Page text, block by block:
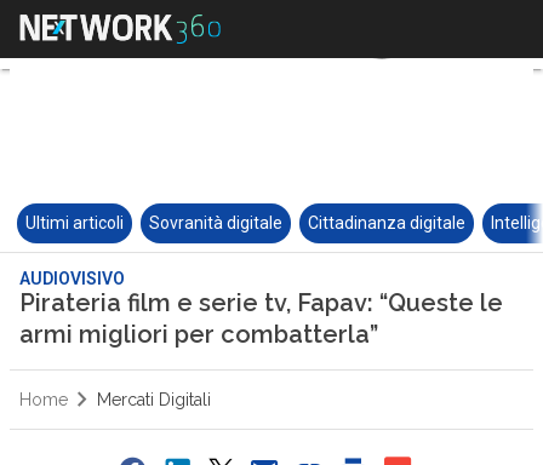
Ultimi articoli Sovranità digitale Cittadinanza digitale
AUDIOVISIVO
Pirateria film e serie tv, Fapav: “Queste le
armi migliori per combatterla”
Home Mercati Digitali